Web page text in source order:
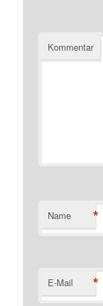
Kommentar
Name *
E-Mail *